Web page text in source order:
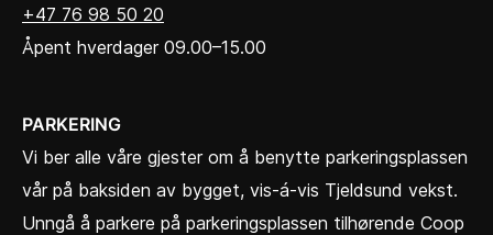
+47 76 98 50 20
Åpent hverdager 09.00–15.00
PARKERING
Vi ber alle våre gjester om å benytte parkeringsplassen
vår på baksiden av bygget, vis-á-vis Tjeldsund vekst.
Unngå å parkere på parkeringsplassen tilhørende Coop